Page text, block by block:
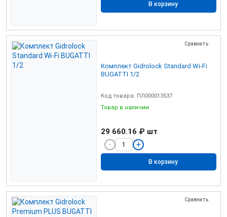
В корзину
Сравнить
Комплект Gidrolock Standard Wi-Fi
BUGATTI 1/2
Код товара: ПЛ000013537
Товар в наличии
29 660.16 ₽ шт
В корзину
Сравнить